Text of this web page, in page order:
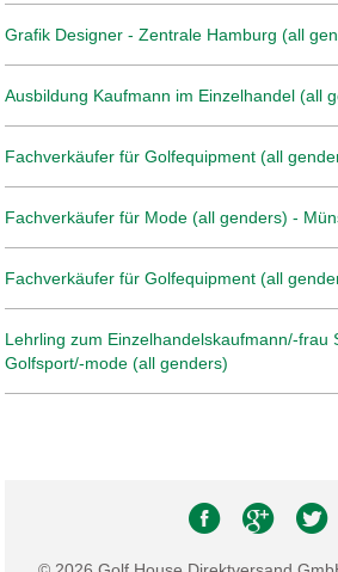
Grafik Designer - Zentrale Hamburg (all
Ausbildung Kaufmann im Einzelhandel (all
Fachverkäufer für Golfequipment (all
Fachverkäufer für Mode (all genders) -
Fachverkäufer für Golfequipment (all
Lehrling zum Einzelhandelskaufmann/-frau
Golfsport/-mode (all genders)